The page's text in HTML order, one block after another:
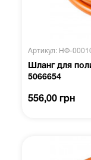
Артикул: НФ-
Шланг для
5066654
556,00 грн